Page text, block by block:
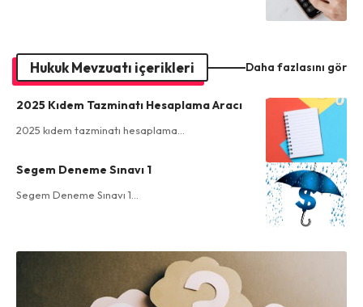
Hukuk Mevzuatı içerikleri Daha fazlasını gör
2025 Kıdem Tazminatı Hesaplama Aracı
2025 kıdem tazminatı hesaplama…
Segem Deneme Sınavı 1
Segem Deneme Sınavı 1…